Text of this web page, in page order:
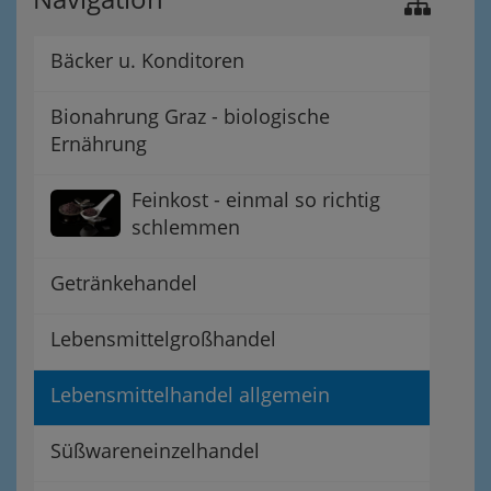
Bäcker u. Konditoren
Bionahrung Graz - biologische
Ernährung
Feinkost - einmal so richtig
schlemmen
Getränkehandel
Lebensmittelgroßhandel
Lebensmittelhandel allgemein
Süßwareneinzelhandel